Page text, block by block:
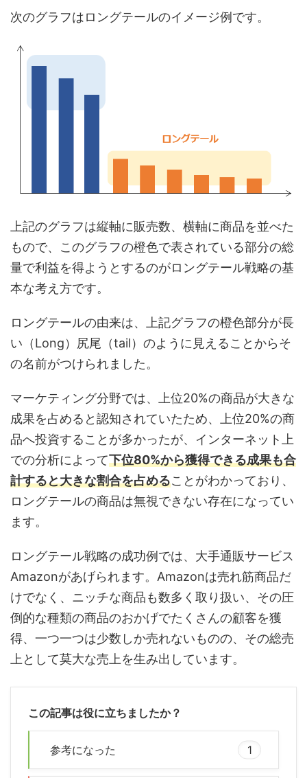
次のグラフはロングテールのイメージ例です。
上記のグラフは縦軸に販売数、横軸に商品を並べた
もので、このグラフの橙色で表されている部分の総
量で利益を得ようとするのがロングテール戦略の基
本な考え方です。
ロングテールの由来は、上記グラフの橙色部分が長
い（Long）尻尾（tail）のように見えることからそ
の名前がつけられました。
マーケティング分野では、上位20%の商品が大きな
成果を占めると認知されていたため、上位20%の商
品へ投資することが多かったが、インターネット上
での分析によって下位80%から獲得できる成果も合
計すると大きな割合を占めることがわかっており、
ロングテールの商品は無視できない存在になってい
ます。
ロングテール戦略の成功例では、大手通販サービス
Amazonがあげられます。Amazonは売れ筋商品だ
けでなく、ニッチな商品も数多く取り扱い、その圧
倒的な種類の商品のおかげでたくさんの顧客を獲
得、一つ一つは少数しか売れないものの、その総売
上として莫大な売上を生み出しています。
この記事は役に立ちましたか？
参考になった 1